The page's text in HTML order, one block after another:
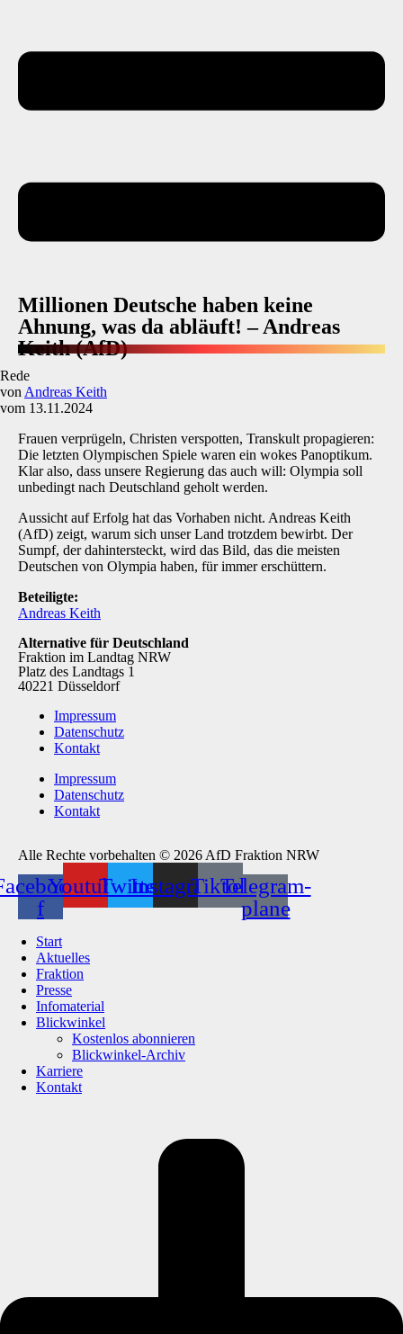
Millionen Deutsche haben keine
Ahnung, was da abläuft! – Andreas
Keith (AfD)
Rede
von Andreas Keith
vom 13.11.2024
Frauen verprügeln, Christen verspotten, Transkult propagieren:
Die letzten Olympischen Spiele waren ein wokes Panoptikum.
Klar also, dass unsere Regierung das auch will: Olympia soll
unbedingt nach Deutschland geholt werden.
Aussicht auf Erfolg hat das Vorhaben nicht. Andreas Keith
(AfD) zeigt, warum sich unser Land trotzdem bewirbt. Der
Sumpf, der dahintersteckt, wird das Bild, das die meisten
Deutschen von Olympia haben, für immer erschüttern.
Beteiligte:
Andreas Keith
Alternative für Deutschland
Fraktion im Landtag NRW
Platz des Landtags 1
40221 Düsseldorf
Impressum
Datenschutz
Kontakt
Impressum
Datenschutz
Kontakt
Alle Rechte vorbehalten © 2026 AfD Fraktion NRW
f
YoutubeTwitterInstagramTiktokTelegram-
plane
Start
Aktuelles
Fraktion
Presse
Infomaterial
Blickwinkel
Kostenlos abonnieren
Blickwinkel-Archiv
Karriere
Kontakt